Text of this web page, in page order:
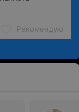
Рекомендую